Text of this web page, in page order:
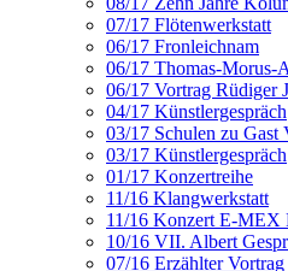
07/17 Flötenwerkstatt
06/17 Fronleichnam
06/17 Thomas-Morus-
06/17 Vortrag Rüdiger
04/17 Künstlergespräch
03/17 Schulen zu Gast
03/17 Künstlergespräch
01/17 Konzertreihe
11/16 Klangwerkstatt
11/16 Konzert E-MEX
10/16 VII. Albert
07/16 Erzählter Vortrag